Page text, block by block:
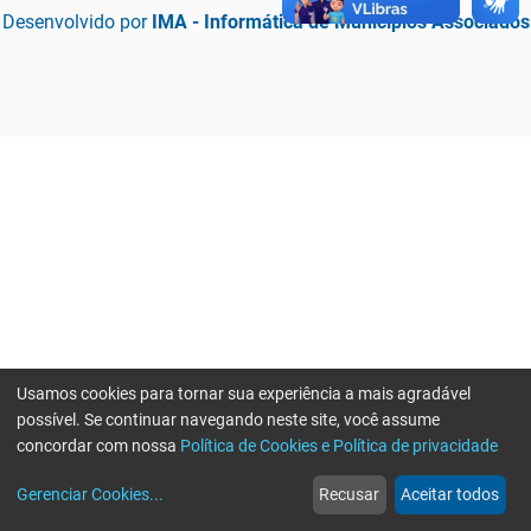
Desenvolvido por IMA - Informática de Municípios Associados
web
Notícias
more_horiz
Mais
Usamos cookies para tornar sua experiência a mais agradável
possível. Se continuar navegando neste site, você assume
concordar com nossa Política de Cookies e Política de privacidade
Gerenciar Cookies... Recusar Aceitar todos
Erro ao enviar informações, por favor tente novamente